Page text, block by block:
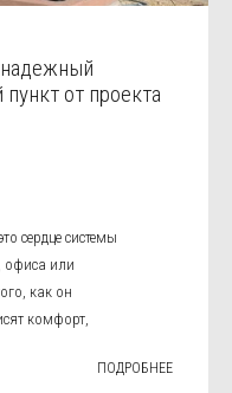
от проекта
сердце системы
офиса или
как он
комфорт,
ПОДРОБНЕЕ